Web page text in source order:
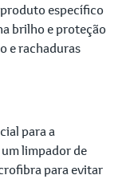
específico
brilho e proteção
e rachaduras
para a
limpador de
para evitar